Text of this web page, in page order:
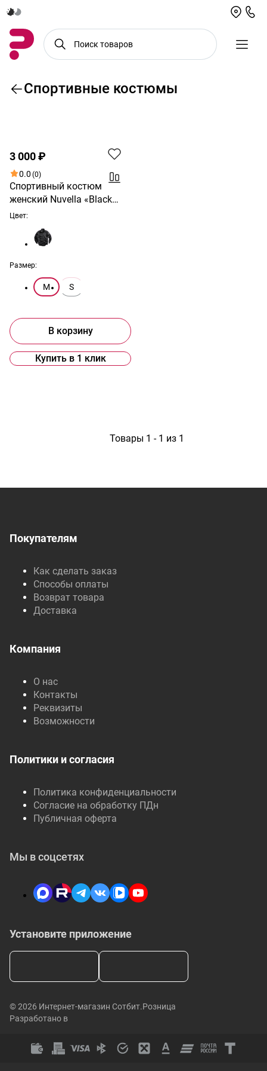
Спортивные костюмы
3 000 ₽
0.0 (0)
Спортивный костюм
женский Nuvella «Black
Motion»
Цвет:
Размер:
M S
В корзину
Купить в 1 клик
Товары 1 - 1 из 1
Покупателям
Как сделать заказ
Способы оплаты
Возврат товара
Доставка
Компания
О нас
Контакты
Реквизиты
Возможности
Политики и согласия
Политика конфиденциальности
Согласие на обработку ПДн
Публичная оферта
Установите приложение
Мы в соцсетях
© 2026 Интернет-магазин Сотбит.Розница
Разработано в